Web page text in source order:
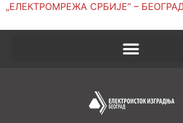
„ЕЛЕКТРОМРЕЖА СРБИЈЕ” – БЕОГРАД